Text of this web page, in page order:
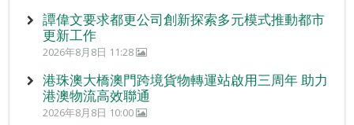
譚偉文要求都更公司創新探索多元模式推動都市
更新工作
2026年8月8日 11:28
港珠澳大橋澳門跨境貨物轉運站啟用三周年 助力
港澳物流高效聯通
2026年8月8日 10:00